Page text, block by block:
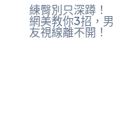
練臀別只深蹲！
網美教你3招，男
友視線離不開！